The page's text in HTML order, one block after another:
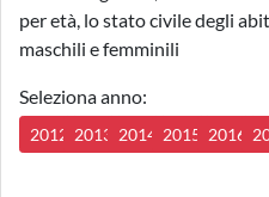
per età, lo stato civile degli
maschili e femminili
Seleziona anno:
2012 2013 2014 2015 2016